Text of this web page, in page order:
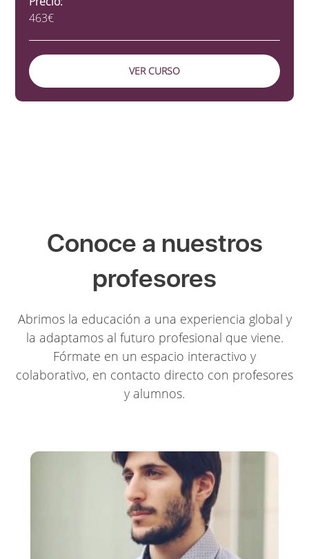
463€
VER CURSO
Conoce a nuestros
profesores
Abrimos la educación a una experiencia global y
la adaptamos al futuro profesional que viene.
Fórmate en un espacio interactivo y
colaborativo, en contacto directo con profesores
y alumnos.